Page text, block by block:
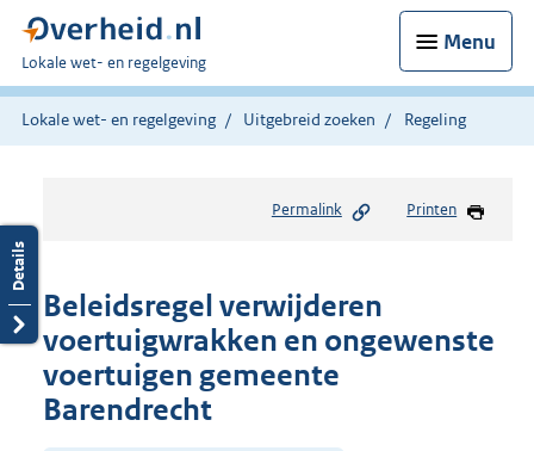
Menu
U
bent
hier:
Lokale wet- en regelgeving
Lokale wet- en regelgeving Uitgebreid zoeken Regeling
Permalink Printen
Beleidsregel verwijderen
voertuigwrakken en ongewenste
voertuigen gemeente
Barendrecht